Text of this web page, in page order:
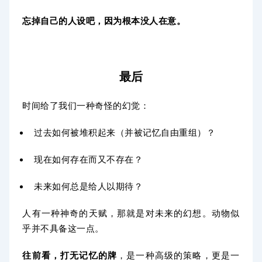
忘掉自己的人设吧，因为根本没人在意。
最后
时间给了我们一种奇怪的幻觉：
过去如何被堆积起来（并被记忆自由重组）？
现在如何存在而又不存在？
未来如何总是给人以期待？
人有一种神奇的天赋，那就是对未来的幻想。动物似
乎并不具备这一点。
往前看，打无记忆的牌 ，是一种高级的策略，更是一